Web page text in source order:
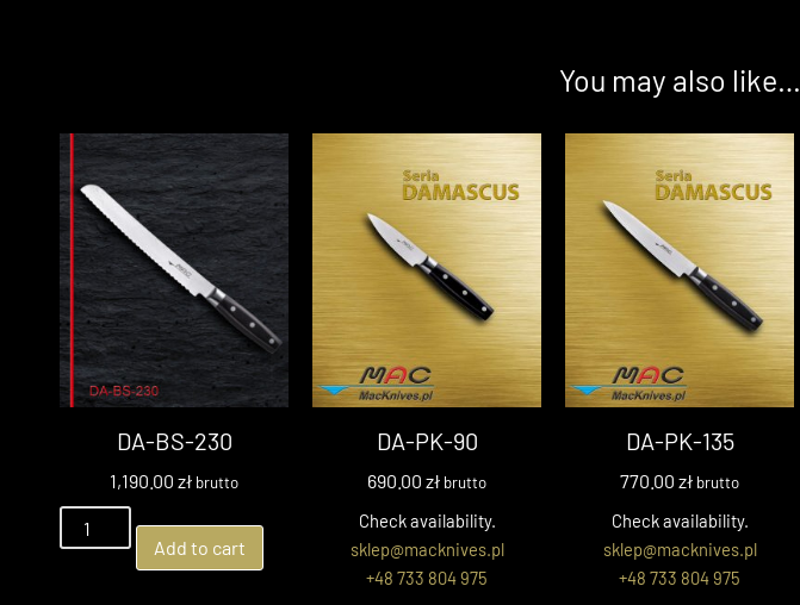
You may also like…
DA-BS-230
1,190.00 zł brutto
Add to cart
DA-PK-90
690.00 zł brutto
Check availability.
sklep@macknives.pl
+48 733 804 975
DA-PK-135
770.00 zł brutto
Check availability.
sklep@macknives.pl
+48 733 804 975